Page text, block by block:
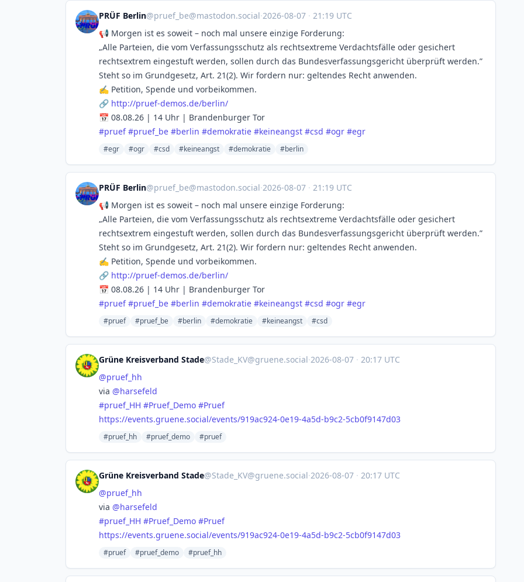
PRÜF Berlin@pruef_be@mastodon.social·2026-08-07 · 21:19 UTC
📢 Morgen ist es soweit – noch mal unsere einzige Forderung:
„Alle Parteien, die vom Verfassungsschutz als rechtsextreme Verdachtsfälle oder gesichert
rechtsextrem eingestuft werden, sollen durch das Bundesverfassungsgericht überprüft werden.”
Steht so im Grundgesetz, Art. 21(2). Wir fordern nur: geltendes Recht anwenden.
✍️ Petition, Spende und vorbeikommen.
🔗 http://pruef-demos.de/berlin/
📅 08.08.26 | 14 Uhr | Brandenburger Tor
#pruef #pruef_be #berlin #demokratie #keineangst #csd #ogr #egr
#egr #ogr #csd #keineangst #demokratie #berlin
PRÜF Berlin@pruef_be@mastodon.social·2026-08-07 · 21:19 UTC
📢 Morgen ist es soweit – noch mal unsere einzige Forderung:
„Alle Parteien, die vom Verfassungsschutz als rechtsextreme Verdachtsfälle oder gesichert
rechtsextrem eingestuft werden, sollen durch das Bundesverfassungsgericht überprüft werden.”
Steht so im Grundgesetz, Art. 21(2). Wir fordern nur: geltendes Recht anwenden.
✍️ Petition, Spende und vorbeikommen.
🔗 http://pruef-demos.de/berlin/
📅 08.08.26 | 14 Uhr | Brandenburger Tor
#pruef #pruef_be #berlin #demokratie #keineangst #csd #ogr #egr
#pruef #pruef_be #berlin #demokratie #keineangst #csd
Grüne Kreisverband Stade@Stade_KV@gruene.social·2026-08-07 · 20:17 UTC
@pruef_hh
via @harsefeld
#pruef_HH #Pruef_Demo #Pruef
https://events.gruene.social/events/919ac924-0e19-4a5d-b9c2-5cb0f9147d03
#pruef_hh #pruef_demo #pruef
Grüne Kreisverband Stade@Stade_KV@gruene.social·2026-08-07 · 20:17 UTC
@pruef_hh
via @harsefeld
#pruef_HH #Pruef_Demo #Pruef
https://events.gruene.social/events/919ac924-0e19-4a5d-b9c2-5cb0f9147d03
#pruef #pruef_demo #pruef_hh